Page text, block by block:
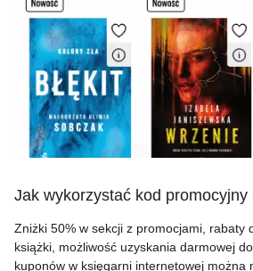
Jak wykorzystać kod
Zniżki 50% w sekcji z promocjami, rabaty
książki, możliwość uzyskania darmowej
kuponów w księgarni internetowej można